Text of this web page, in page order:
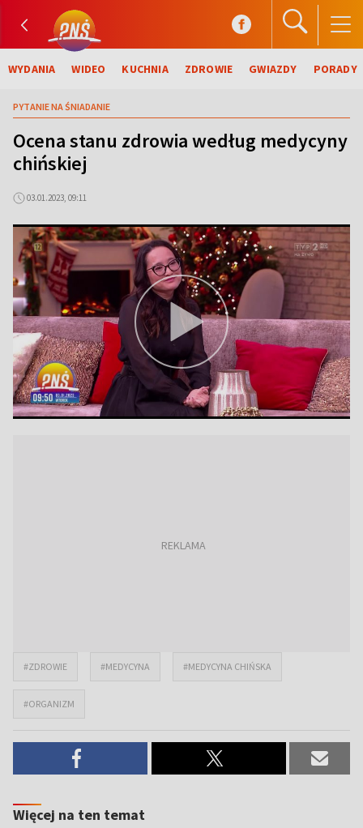
WYDANIA WIDEO KUCHNIA ZDROWIE GWIAZDY PORADY
PYTANIE NA ŚNIADANIE
Ocena stanu zdrowia według medycyny
chińskiej
03.01.2023, 09:11
#ZDROWIE #MEDYCYNA #MEDYCYNA CHIŃSKA
#ORGANIZM
Więcej na ten temat